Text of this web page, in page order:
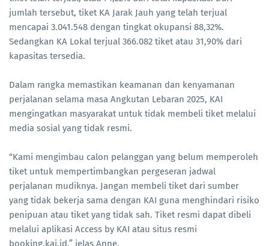
jumlah tersebut, tiket KA Jarak Jauh yang telah terjual
mencapai 3.041.548 dengan tingkat okupansi 88,32%.
Sedangkan KA Lokal terjual 366.082 tiket atau 31,90% dari
kapasitas tersedia.
Dalam rangka memastikan keamanan dan kenyamanan
perjalanan selama masa Angkutan Lebaran 2025, KAI
mengingatkan masyarakat untuk tidak membeli tiket melalui
media sosial yang tidak resmi.
“Kami mengimbau calon pelanggan yang belum memperoleh
tiket untuk mempertimbangkan pergeseran jadwal
perjalanan mudiknya. Jangan membeli tiket dari sumber
yang tidak bekerja sama dengan KAI guna menghindari risiko
penipuan atau tiket yang tidak sah. Tiket resmi dapat dibeli
melalui aplikasi Access by KAI atau situs resmi
booking.kai.id,” jelas Anne.